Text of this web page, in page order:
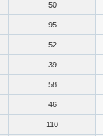
50
95
52
39
58
46
110